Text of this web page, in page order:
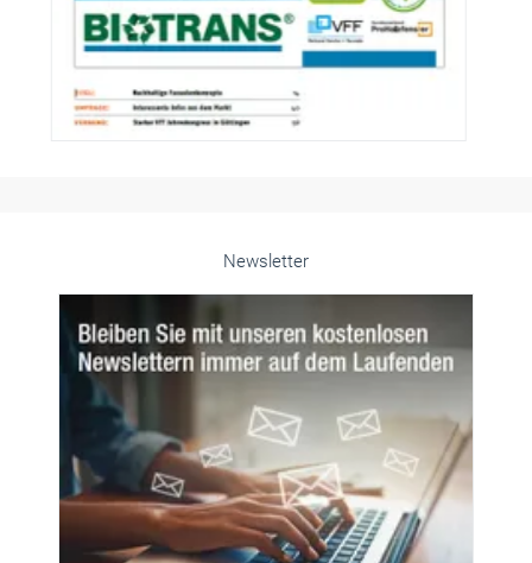
Newsletter